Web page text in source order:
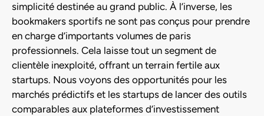
simplicité destinée au grand public. À l’inverse, les
bookmakers sportifs ne sont pas conçus pour prendre
en charge d’importants volumes de paris
professionnels. Cela laisse tout un segment de
clientèle inexploité, offrant un terrain fertile aux
startups. Nous voyons des opportunités pour les
marchés prédictifs et les startups de lancer des outils
comparables aux plateformes d’investissement